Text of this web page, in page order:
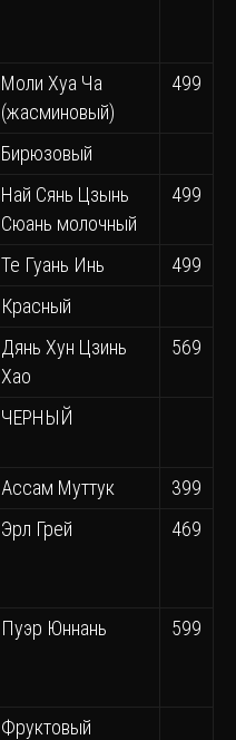
Моли Хуа Ча
(жасминовый)
499
Бирюзовый
Най Сянь Цзынь
Сюань молочный
499
Те Гуань Инь
499
Красный
Дянь Хун Цзинь
Хао
569
ЧЕРНЫЙ
Ассам Муттук
399
Эрл Грей 469
Пуэр Юннань 599
Фруктовый